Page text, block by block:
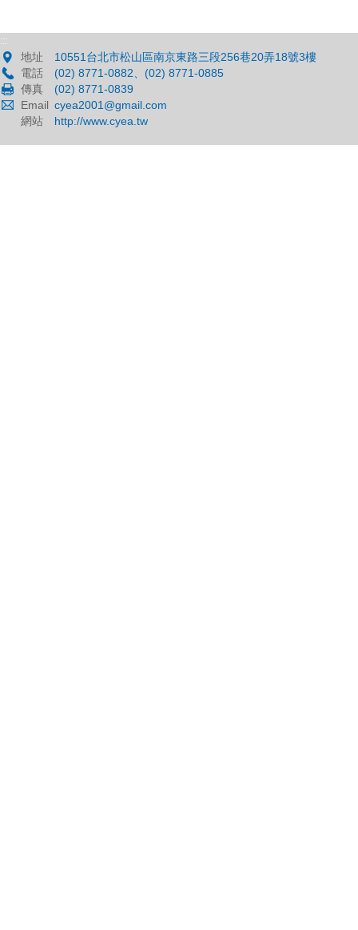
:::
地址
10551台北市松山區南京東路三段256巷20弄18號3樓
電話
(02) 8771-0882、(02) 8771-0885
傳真
(02) 8771-0839
Email cyea2001@gmail.com
網站
http://www.cyea.tw